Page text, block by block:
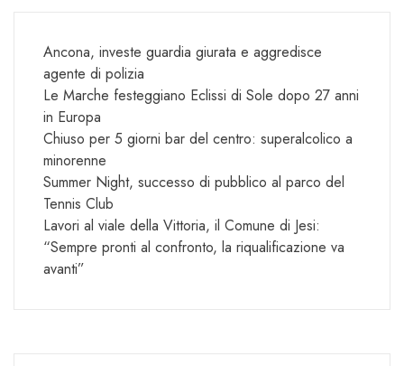
Ancona, investe guardia giurata e aggredisce
agente di polizia
Le Marche festeggiano Eclissi di Sole dopo 27 anni
in Europa
Chiuso per 5 giorni bar del centro: superalcolico a
minorenne
Summer Night, successo di pubblico al parco del
Tennis Club
Lavori al viale della Vittoria, il Comune di Jesi:
“Sempre pronti al confronto, la riqualificazione va
avanti”